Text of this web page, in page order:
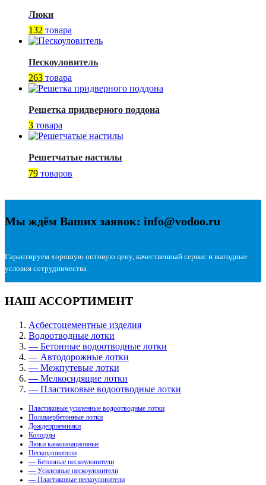
Люки
132 товара
Пескоуловитель
263 товара
Решетка придверного поддона
3 товара
Решетчатые настилы
79 товаров
Мы ждём Ваших заявок: info@vodoo.ru
Гарантируем хорошую оптовую цену, качественный сервис и выгодные
условия сотрудничества
НАШ АССОРТИМЕНТ
Асбестоцементные изделия
Водоотводные лотки
— Бетонные водоотводные лотки
— Автодорожные лотки
— Межпутевые лотки
— Мелкосидящие лотки
— Пластиковые водоотводные лотки
Пластиковые усиленные водоотводные лотки
Полимербетонные лотки
Дождеприемники
Колодцы
Люки канализационные
Пескоуловители
— Бетонные пескоуловители
— Усиленные пескоуловители
— Пластиковые пескоуловители